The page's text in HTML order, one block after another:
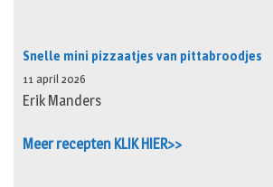
Snelle mini pizzaatjes van pittabroodjes
11 april 2026
Erik Manders
Meer recepten KLIK HIER>>